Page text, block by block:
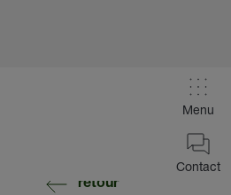
Menu
Contact
retour